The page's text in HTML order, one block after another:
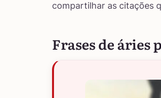
compartilhar as citações
Frases de áries